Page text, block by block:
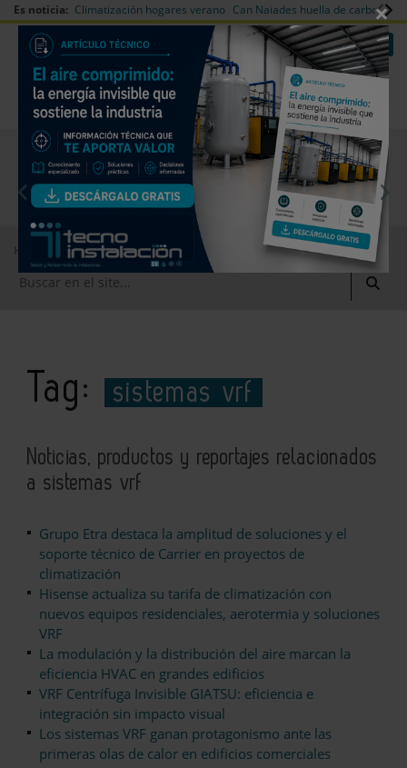
Es noticia: Climatización hogares verano Can Naiades huella de carbono
Redes Sociales Es noticia Login empresas Registro
EMPRESAS PREMIUM
sistemas vrf
Tag: sistemas vrf
Noticias, productos y reportajes relacionados
a sistemas vrf
Grupo Etra destaca la amplitud de soluciones y el
soporte técnico de Carrier en proyectos de
climatización
Hisense actualiza su tarifa de climatización con
nuevos equipos residenciales, aerotermia y soluciones
VRF
La modulación y la distribución del aire marcan la
eficiencia HVAC en grandes edificios
VRF Centrífuga Invisible GIATSU: eficiencia e
integración sin impacto visual
Los sistemas VRF ganan protagonismo ante las
primeras olas de calor en edificios comerciales
×